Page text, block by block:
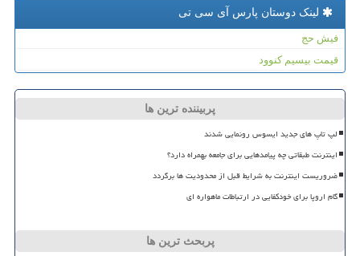
لینک دوستان پارس آی سی تی
فیش حج
قیمت بیسیم کنوود
پربیننده ترین ها
لپ تاپ های جدید ایسوس رونمایی شدند
اینترنت طبقاتی چه پیامدهایی برای جامعه بهمراه دارد؟
ضروریست اینترنت به شرایط قبل از محدودیت ها برگردد
گام اروپا برای خودکفایی در ارتباطات ماهواره ای
پربحث ترین ها